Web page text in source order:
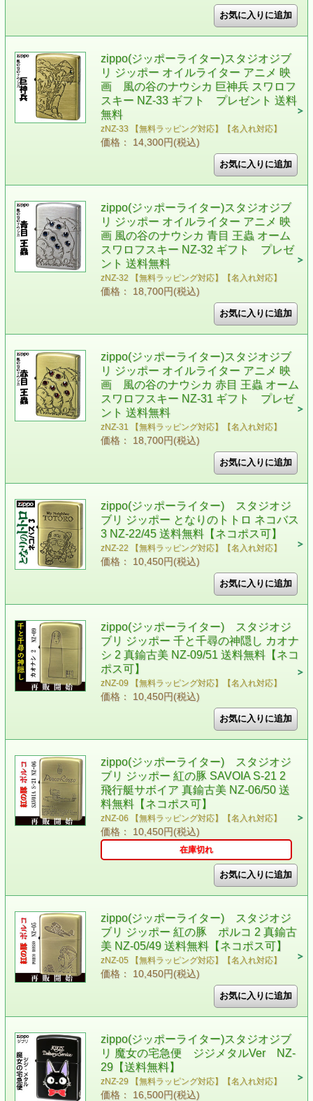
zippo(ジッポーライター)スタジオジブ
リ ジッポー オイルライター アニメ 映
画 風の谷のナウシカ 巨神兵 スワロフ
スキー NZ-33 ギフト プレゼント 送料
無料
zNZ-33 【無料ラッピング対応】【名入れ対応】
価格： 14,300円(税込)
zippo(ジッポーライター)スタジオジブ
リ ジッポー オイルライター アニメ 映
画 風の谷のナウシカ 青目 王蟲 オーム
スワロフスキー NZ-32 ギフト プレゼ
ント 送料無料
zNZ-32 【無料ラッピング対応】【名入れ対応】
価格： 18,700円(税込)
zippo(ジッポーライター)スタジオジブ
リ ジッポー オイルライター アニメ 映
画 風の谷のナウシカ 赤目 王蟲 オーム
スワロフスキー NZ-31 ギフト プレゼ
ント 送料無料
zNZ-31 【無料ラッピング対応】【名入れ対応】
価格： 18,700円(税込)
zippo(ジッポーライター) スタジオジ
ブリ ジッポー となりのトトロ ネコバス
3 NZ-22/45 送料無料【ネコポス可】
zNZ-22 【無料ラッピング対応】【名入れ対応】
価格： 10,450円(税込)
zippo(ジッポーライター) スタジオジ
ブリ ジッポー 千と千尋の神隠し カオナ
シ 2 真鍮古美 NZ-09/51 送料無料【ネコ
ポス可】
zNZ-09 【無料ラッピング対応】【名入れ対応】
価格： 10,450円(税込)
zippo(ジッポーライター) スタジオジ
ブリ ジッポー 紅の豚 SAVOIA S-21 2
飛行艇サボイア 真鍮古美 NZ-06/50 送
料無料【ネコポス可】
zNZ-06 【無料ラッピング対応】【名入れ対応】
価格： 10,450円(税込)
在庫切れ
zippo(ジッポーライター) スタジオジ
ブリ ジッポー 紅の豚 ポルコ 2 真鍮古
美 NZ-05/49 送料無料【ネコポス可】
zNZ-05 【無料ラッピング対応】【名入れ対応】
価格： 10,450円(税込)
zippo(ジッポーライター)スタジオジブ
リ 魔女の宅急便 ジジメタルVer NZ-
29【送料無料】
zNZ-29 【無料ラッピング対応】【名入れ対応】
価格： 16,500円(税込)